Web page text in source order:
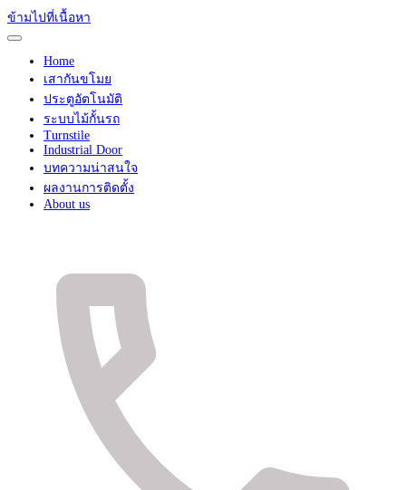
ข้ามไปที่เนื้อหา
Home
เสากันขโมย
ประตูอัตโนมัติ
ระบบไม้กั้นรถ
Turnstile
Industrial Door
บทความน่าสนใจ
ผลงานการติดตั้ง
About us